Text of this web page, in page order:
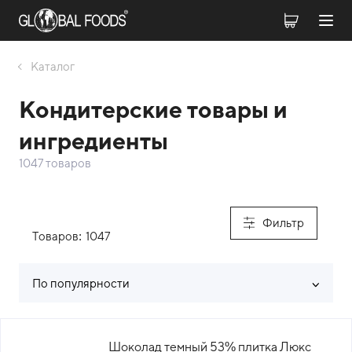
Каталог
Кондитерские товары и
ингредиенты
1047 товаров
Фильтр
Товаров: 1047
По популярности
Шоколад темный 53% плитка Люкс